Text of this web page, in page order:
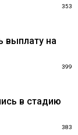
353
выплату на
399
в стадию
383